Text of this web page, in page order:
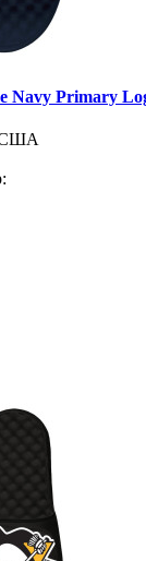
Navy Primary
США